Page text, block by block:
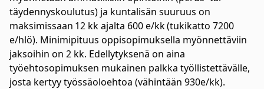
täydennyskoulutus) ja kuntalisän suuruus on
maksimissaan 12 kk ajalta 600 e/kk (tukikatto 7200
e/hlö). Minimipituus oppisopimuksella myönnettäviin
jaksoihin on 2 kk. Edellytyksenä on aina
työehtosopimuksen mukainen palkka työllistettävälle,
josta kertyy työssäoloehtoa (vähintään 930e/kk).